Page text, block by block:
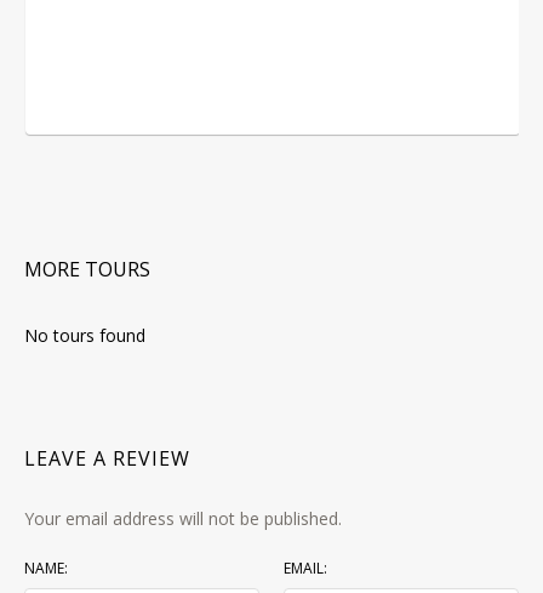
MORE TOURS
No tours found
LEAVE A REVIEW
Your email address will not be published.
NAME: EMAIL: